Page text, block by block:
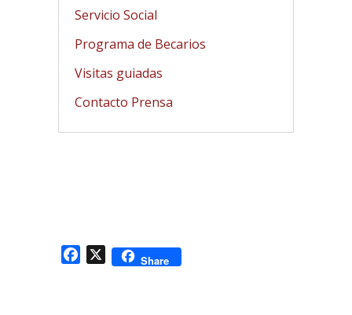
Servicio Social
Programa de Becarios
Visitas guiadas
Contacto Prensa
Facebook
X Share